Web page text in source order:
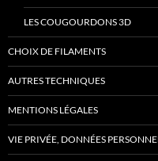
LES COUGOURDONS 3D
CHOIX DE FILAMENTS
AUTRES TECHNIQUES
MENTIONS LÉGALES
VIE PRIVÉE, DONNÉES